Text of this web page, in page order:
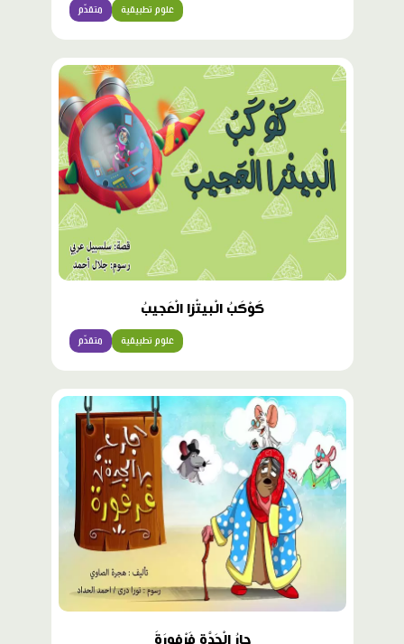
متقدّم علوم تطبيقية
كَوْكَبُ الْبيتْزا الْعَجيبُ
متقدّم علوم تطبيقية
جارُ الْجَدَّةِ فَرْفورَةَ